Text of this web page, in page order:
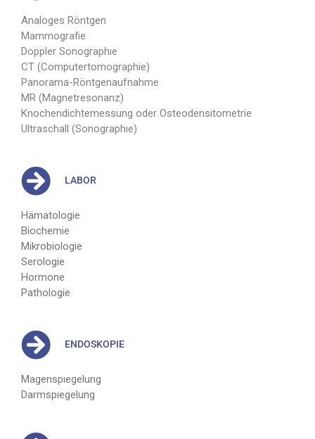
Analoges Röntgen
Mammografie
Doppler Sonographıe
CT (Computertomographie)
Panorama-Röntgenaufnahme
MR (Magnetresonanz)
Knochendichtemessung oder Osteodensitometrie
Ultraschall (Sonographıe)
LABOR
Hämatologie
Biochemie
Mikrobiologie
Serologie
Hormone
Pathologie
ENDOSKOPIE
Magenspıegelung
Darmspıegelung